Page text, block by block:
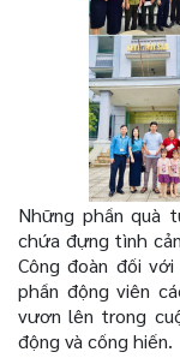
Những phần quà
chứa đựng tình
Công đoàn đối
phần động viên
vươn lên trong
động và cống hiến.